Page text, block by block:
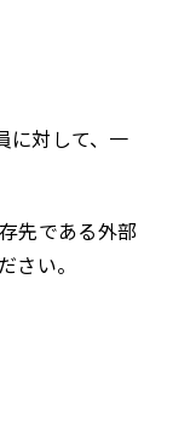
対して、一
先である外部
さい。